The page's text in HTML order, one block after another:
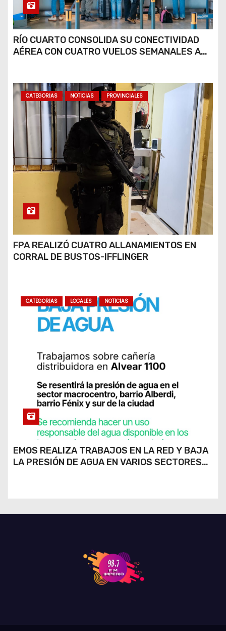
RÍO CUARTO CONSOLIDA SU CONECTIVIDAD
AÉREA CON CUATRO VUELOS SEMANALES A
CATEGORIAS NOTICIAS PROVINCIALES
FPA REALIZÓ CUATRO ALLANAMIENTOS EN
CORRAL DE BUSTOS-IFFLINGER
CATEGORIAS LOCALES NOTICIAS
EMOS REALIZA TRABAJOS EN LA RED Y BAJA
LA PRESIÓN DE AGUA EN VARIOS SECTORES